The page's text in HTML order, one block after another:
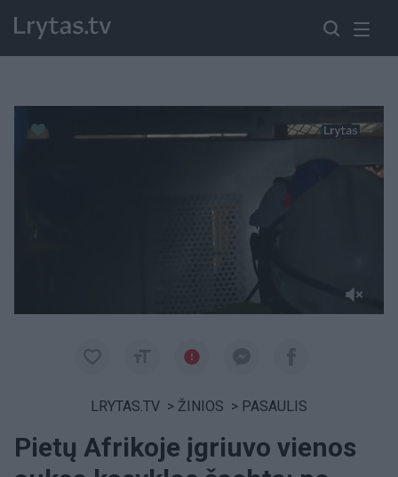
LRYTAS.TV > ŽINIOS > PASAULIS
Pietų Afrikoje įgriuvo vienos